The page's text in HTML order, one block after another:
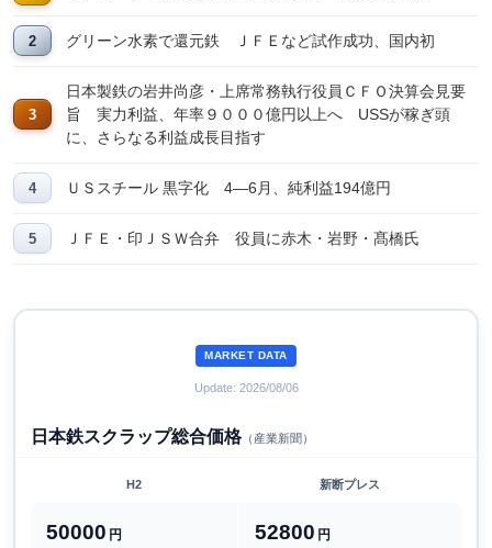
グリーン水素で還元鉄 ＪＦＥなど試作成功、国内初
日本製鉄の岩井尚彦・上席常務執行役員ＣＦＯ決算会見要
旨 実力利益、年率９０００億円以上へ USSが稼ぎ頭
に、さらなる利益成長目指す
ＵＳスチール 黒字化 4―6月、純利益194億円
ＪＦＥ・印ＪＳＷ合弁 役員に赤木・岩野・髙橋氏
MARKET DATA
Update: 2026/08/06
日本鉄スクラップ総合価格（産業新聞）
H2 新断プレス
50000 円 52800 円